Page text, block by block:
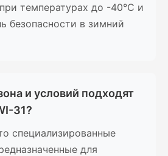
температурах до -40°C и
безопасности в зимний
и условий подходят
31?
специализированные
для